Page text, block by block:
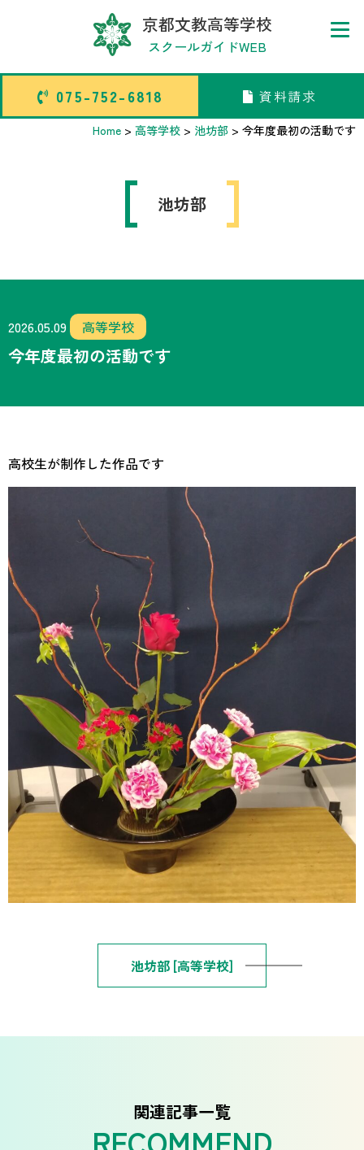
075-752-6818 資料請求
中学校部活TOP
卒業生メッセージ
京都文教高等学校
スクールガイドWEB
075-752-6818 資料請求
Home > 高等学校 > 池坊部 > 今年度最初の活動です
池坊部
2026.05.09 高等学校
今年度最初の活動です
高校生が制作した作品です
池坊部 [高等学校]
関連記事一覧